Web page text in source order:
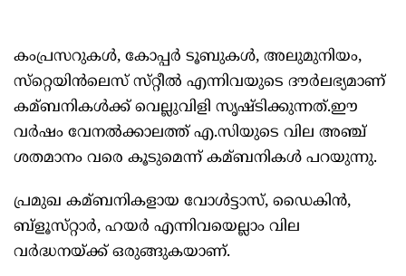
കംപ്രസറുകള്‍, കോപ്പർ ടൂബുകള്‍, അലുമുനിയം,
സ്‌റ്റെയിൻലെസ് സ്‌റ്റീല്‍ എന്നിവയുടെ ദൗർലഭ്യമാണ്
കമ്ബനികള്‍ക്ക് വെല്ലുവിളി സൃഷ്‌ടിക്കുന്നത്.ഈ
വർഷം വേനല്‍ക്കാലത്ത് എ.സിയുടെ വില അഞ്ച്
ശതമാനം വരെ കൂടുമെന്ന് കമ്ബനികള്‍ പറയുന്നു.
പ്രമുഖ കമ്ബനികളായ വോള്‍ട്ടാസ്, ഡൈകിൻ,
ബ്ളൂസ്‌റ്റാർ, ഹയർ എന്നിവയെല്ലാം വില
വർദ്ധനയ്ക്ക് ഒരുങ്ങുകയാണ്.